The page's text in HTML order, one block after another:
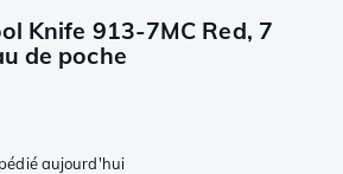
Knife 913-7MC Red, 7
de poche
aujourd'hui